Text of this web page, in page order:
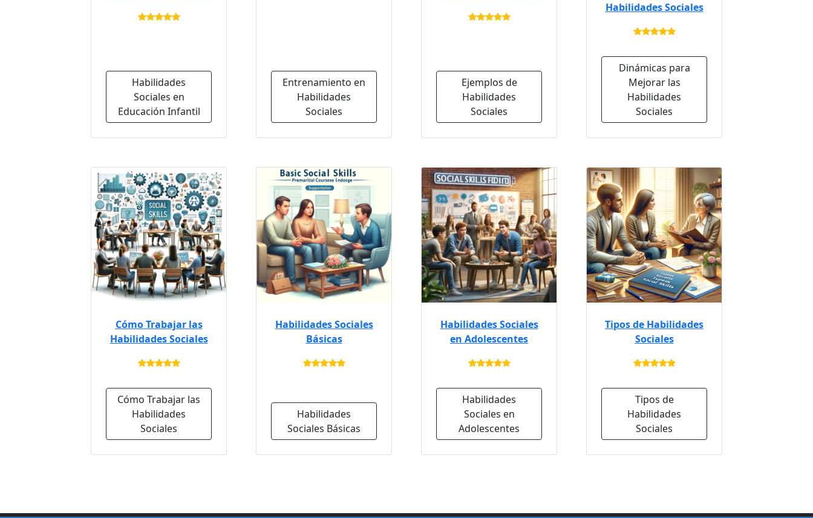
Habilidades
Sociales en
Educación Infantil
Entrenamiento en
Habilidades
Sociales
Ejemplos de
Habilidades
Sociales
Habilidades Sociales
Dinámicas para
Mejorar las
Habilidades
Sociales
Cómo Trabajar las
Habilidades Sociales
Cómo Trabajar las
Habilidades
Sociales
Habilidades Sociales
Básicas
Habilidades
Sociales Básicas
Habilidades Sociales
en Adolescentes
Habilidades
Sociales en
Adolescentes
Tipos de Habilidades
Sociales
Tipos de
Habilidades
Sociales